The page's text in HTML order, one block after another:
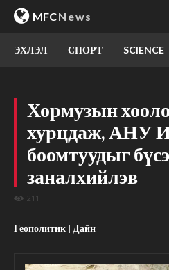
MFCNews
ЭХЛЭЛ СПОРТ SCIENCE
Хормузын
хурцдаж, АНУ
боомтуудыг
заналхийлэв
211
Геополитик | Дайн